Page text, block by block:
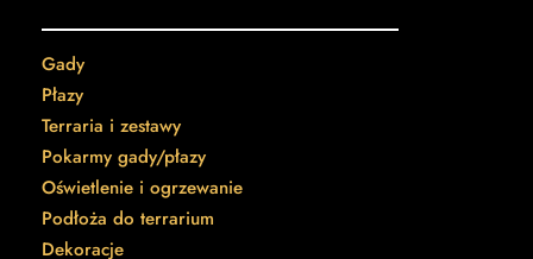
Gady
Płazy
Terraria i zestawy
Pokarmy gady/płazy
Oświetlenie i ogrzewanie
Podłoża do terrarium
Dekoracje